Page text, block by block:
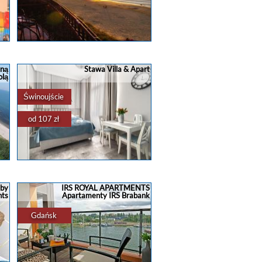
wyjątkowych widoków Zejście na
plażę wprost z obiektu.Suity
dwupokojowe i pokoje dwuosobowe z
widokiem na morze z łóżka lu
gdzie spać apartamenty,domki,
pokoje...nadmorze nocleginoclegi nad
morzem
od 107 zł
Świnoujście
Stawa Villa & Apart
Zarezerwuj wolny termin i wolne
miejsce nad morzem w Stawa Apart
Hostel!? Obiekt oferuje pokoje i
apartamenty ...
apartamenty,domki,rezerwacja ...
Gdańsk
IRS ROYAL APARTMENTS
Apartamenty IRS Brabank